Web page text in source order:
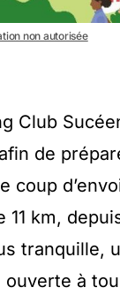
non autorisée
Club
de
coup
km,
tranquille,
ouverte à